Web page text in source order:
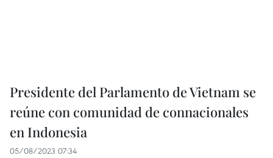
Presidente del Parlamento de Vietnam se
reúne con comunidad de connacionales
en Indonesia
05/08/2023 07:34